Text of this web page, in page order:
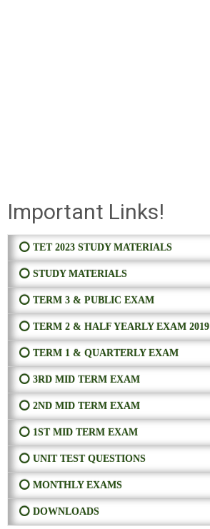
Important Links!
⭕ TET 2023 STUDY MATERIALS
⭕ STUDY MATERIALS
⭕ TERM 3 & PUBLIC EXAM
⭕ TERM 2 & HALF YEARLY EXAM 2019
⭕ TERM 1 & QUARTERLY EXAM
⭕ 3RD MID TERM EXAM
⭕ 2ND MID TERM EXAM
⭕ 1ST MID TERM EXAM
⭕ UNIT TEST QUESTIONS
⭕ MONTHLY EXAMS
⭕ DOWNLOADS